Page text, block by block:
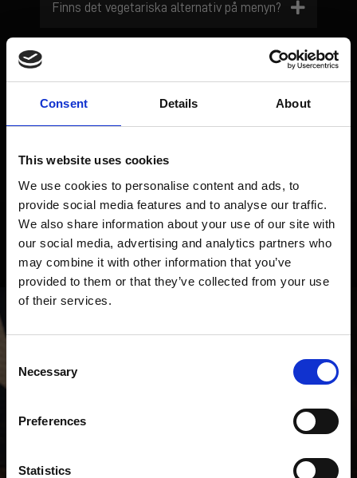
Consent Details About
This website uses cookies
We use cookies to personalise content and ads, to
provide social media features and to analyse our traffic.
We also share information about your use of our site with
our social media, advertising and analytics partners who
may combine it with other information that you’ve
provided to them or that they’ve collected from your use
of their services.
Selection
Necessary
Preferences
Statistics
Finns det vegetariska alternativ på menyn?
Erbjuder ni barnmeny?
Går det att beställa take away?